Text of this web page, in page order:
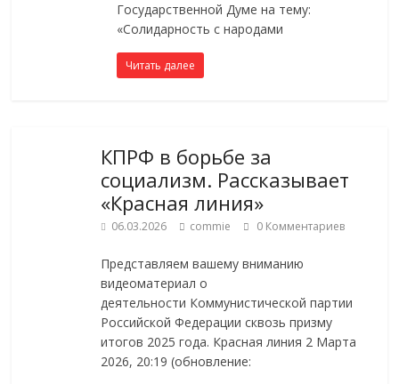
Государственной Думе на тему:
«Солидарность с народами
Читать далее
КПРФ в борьбе за
социализм. Рассказывает
«Красная линия»
06.03.2026 commie 0 Комментариев
Представляем вашему вниманию
видеоматериал о
деятельности Коммунистической партии
Российской Федерации сквозь призму
итогов 2025 года. Красная линия 2 Марта
2026, 20:19 (обновление: